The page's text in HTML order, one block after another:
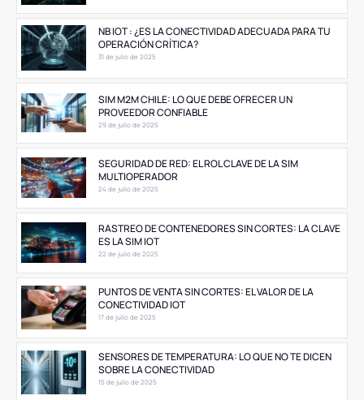
NB IOT : ¿ES LA CONECTIVIDAD ADECUADA PARA TU
OPERACIÓN CRÍTICA?
31 de julio de 2025
SIM M2M CHILE: LO QUE DEBE OFRECER UN
PROVEEDOR CONFIABLE
29 de julio de 2025
SEGURIDAD DE RED: EL ROL CLAVE DE LA SIM
MULTIOPERADOR
24 de julio de 2025
RASTREO DE CONTENEDORES SIN CORTES: LA CLAVE
ES LA SIM IOT
22 de julio de 2025
PUNTOS DE VENTA SIN CORTES: EL VALOR DE LA
CONECTIVIDAD IOT
17 de julio de 2025
SENSORES DE TEMPERATURA: LO QUE NO TE DICEN
SOBRE LA CONECTIVIDAD
15 de julio de 2025